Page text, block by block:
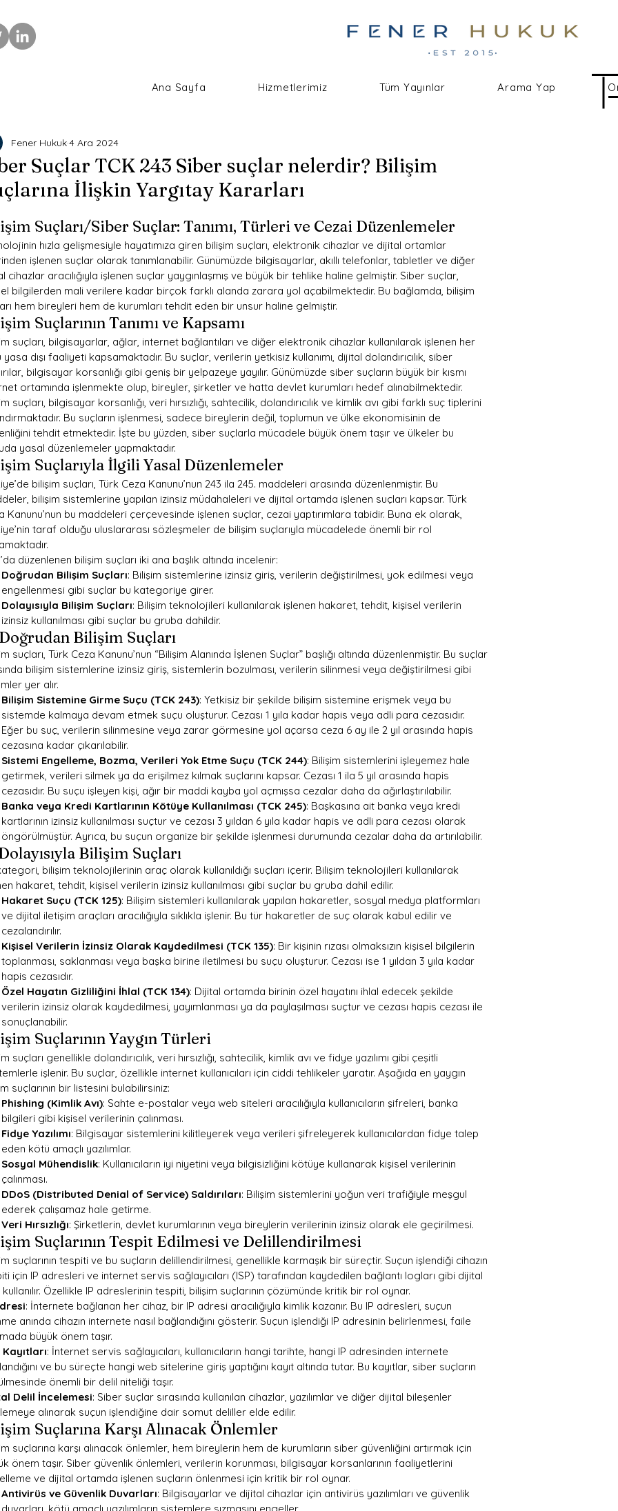
Ana Sayfa Hizmetlerimiz Tüm Yayınlar Arama Yap
Suçlar TCK 243 Siber suçlar nelerdir? Bilişim
İlişkin Yargıtay Kararları
Fener Hukuk4 Ara 2024
Suçları/Siber Suçlar: Tanımı, Türleri ve Cezai Düzenlemeler
hızla gelişmesiyle hayatımıza giren bilişim suçları, elektronik cihazlar ve dijital ortamlar
işlenen suçlar olarak tanımlanabilir. Günümüzde bilgisayarlar, akıllı telefonlar, tabletler ve diğer
cihazlar aracılığıyla işlenen suçlar yaygınlaşmış ve büyük bir tehlike haline gelmiştir. Siber suçlar,
bilgilerden mali verilere kadar birçok farklı alanda zarara yol açabilmektedir. Bu bağlamda, bilişim
hem bireyleri hem de kurumları tehdit eden bir unsur haline gelmiştir.
Suçlarının Tanımı ve Kapsamı
suçları, bilgisayarlar, ağlar, internet bağlantıları ve diğer elektronik cihazlar kullanılarak işlenen her
yasa dışı faaliyeti kapsamaktadır. Bu suçlar, verilerin yetkisiz kullanımı, dijital dolandırıcılık, siber
bilgisayar korsanlığı gibi geniş bir yelpazeye yayılır. Günümüzde siber suçların büyük bir kısmı
ortamında işlenmekte olup, bireyler, şirketler ve hatta devlet kurumları hedef alınabilmektedir.
suçları, bilgisayar korsanlığı, veri hırsızlığı, sahtecilik, dolandırıcılık ve kimlik avı gibi farklı suç tiplerini
Bu suçların işlenmesi, sadece bireylerin değil, toplumun ve ülke ekonomisinin de
tehdit etmektedir. İşte bu yüzden, siber suçlarla mücadele büyük önem taşır ve ülkeler bu
yasal düzenlemeler yapmaktadır.
Suçlarıyla İlgili Yasal Düzenlemeler
bilişim suçları, Türk Ceza Kanunu’nun 243 ila 245. maddeleri arasında düzenlenmiştir. Bu
bilişim sistemlerine yapılan izinsiz müdahaleleri ve dijital ortamda işlenen suçları kapsar. Türk
Kanunu’nun bu maddeleri çerçevesinde işlenen suçlar, cezai yaptırımlara tabidir. Buna ek olarak,
taraf olduğu uluslararası sözleşmeler de bilişim suçlarıyla mücadelede önemli bir rol
düzenlenen bilişim suçları iki ana başlık altında incelenir:
Doğrudan Bilişim Suçları: Bilişim sistemlerine izinsiz giriş, verilerin değiştirilmesi, yok edilmesi veya
engellenmesi gibi suçlar bu kategoriye girer.
Dolayısıyla Bilişim Suçları: Bilişim teknolojileri kullanılarak işlenen hakaret, tehdit, kişisel verilerin
izinsiz kullanılması gibi suçlar bu gruba dahildir.
Bilişim Suçları
suçları, Türk Ceza Kanunu’nun “Bilişim Alanında İşlenen Suçlar” başlığı altında düzenlenmiştir. Bu suçlar
bilişim sistemlerine izinsiz giriş, sistemlerin bozulması, verilerin silinmesi veya değiştirilmesi gibi
yer alır.
Bilişim Sistemine Girme Suçu (TCK 243): Yetkisiz bir şekilde bilişim sistemine erişmek veya bu
sistemde kalmaya devam etmek suçu oluşturur. Cezası 1 yıla kadar hapis veya adli para cezasıdır.
Eğer bu suç, verilerin silinmesine veya zarar görmesine yol açarsa ceza 6 ay ile 2 yıl arasında hapis
cezasına kadar çıkarılabilir.
Sistemi Engelleme, Bozma, Verileri Yok Etme Suçu (TCK 244): Bilişim sistemlerini işleyemez hale
getirmek, verileri silmek ya da erişilmez kılmak suçlarını kapsar. Cezası 1 ila 5 yıl arasında hapis
cezasıdır. Bu suçu işleyen kişi, ağır bir maddi kayba yol açmışsa cezalar daha da ağırlaştırılabilir.
Banka veya Kredi Kartlarının Kötüye Kullanılması (TCK 245): Başkasına ait banka veya kredi
kartlarının izinsiz kullanılması suçtur ve cezası 3 yıldan 6 yıla kadar hapis ve adli para cezası olarak
öngörülmüştür. Ayrıca, bu suçun organize bir şekilde işlenmesi durumunda cezalar daha da artırılabilir.
Bilişim Suçları
bilişim teknolojilerinin araç olarak kullanıldığı suçları içerir. Bilişim teknolojileri kullanılarak
hakaret, tehdit, kişisel verilerin izinsiz kullanılması gibi suçlar bu gruba dahil edilir.
Hakaret Suçu (TCK 125): Bilişim sistemleri kullanılarak yapılan hakaretler, sosyal medya platformları
ve dijital iletişim araçları aracılığıyla sıklıkla işlenir. Bu tür hakaretler de suç olarak kabul edilir ve
cezalandırılır.
Kişisel Verilerin İzinsiz Olarak Kaydedilmesi (TCK 135): Bir kişinin rızası olmaksızın kişisel bilgilerin
toplanması, saklanması veya başka birine iletilmesi bu suçu oluşturur. Cezası ise 1 yıldan 3 yıla kadar
hapis cezasıdır.
Özel Hayatın Gizliliğini İhlal (TCK 134): Dijital ortamda birinin özel hayatını ihlal edecek şekilde
verilerin izinsiz olarak kaydedilmesi, yayımlanması ya da paylaşılması suçtur ve cezası hapis cezası ile
sonuçlanabilir.
Suçlarının Yaygın Türleri
suçları genellikle dolandırıcılık, veri hırsızlığı, sahtecilik, kimlik avı ve fidye yazılımı gibi çeşitli
işlenir. Bu suçlar, özellikle internet kullanıcıları için ciddi tehlikeler yaratır. Aşağıda en yaygın
suçlarının bir listesini bulabilirsiniz:
Phishing (Kimlik Avı): Sahte e-postalar veya web siteleri aracılığıyla kullanıcıların şifreleri, banka
bilgileri gibi kişisel verilerinin çalınması.
Fidye Yazılımı: Bilgisayar sistemlerini kilitleyerek veya verileri şifreleyerek kullanıcılardan fidye talep
eden kötü amaçlı yazılımlar.
Sosyal Mühendislik: Kullanıcıların iyi niyetini veya bilgisizliğini kötüye kullanarak kişisel verilerinin
çalınması.
DDoS (Distributed Denial of Service) Saldırıları: Bilişim sistemlerini yoğun veri trafiğiyle meşgul
ederek çalışamaz hale getirme.
Veri Hırsızlığı: Şirketlerin, devlet kurumlarının veya bireylerin verilerinin izinsiz olarak ele geçirilmesi.
Suçlarının Tespit Edilmesi ve Delillendirilmesi
suçlarının tespiti ve bu suçların delillendirilmesi, genellikle karmaşık bir süreçtir. Suçun işlendiği cihazın
için IP adresleri ve internet servis sağlayıcıları (ISP) tarafından kaydedilen bağlantı logları gibi dijital
Özellikle IP adreslerinin tespiti, bilişim suçlarının çözümünde kritik bir rol oynar.
: İnternete bağlanan her cihaz, bir IP adresi aracılığıyla kimlik kazanır. Bu IP adresleri, suçun
anında cihazın internete nasıl bağlandığını gösterir. Suçun işlendiği IP adresinin belirlenmesi, faile
büyük önem taşır.
: İnternet servis sağlayıcıları, kullanıcıların hangi tarihte, hangi IP adresinden internete
ve bu süreçte hangi web sitelerine giriş yaptığını kayıt altında tutar. Bu kayıtlar, siber suçların
önemli bir delil niteliği taşır.
Delil İncelemesi: Siber suçlar sırasında kullanılan cihazlar, yazılımlar ve diğer dijital bileşenler
alınarak suçun işlendiğine dair somut deliller elde edilir.
Suçlarına Karşı Alınacak Önlemler
suçlarına karşı alınacak önlemler, hem bireylerin hem de kurumların siber güvenliğini artırmak için
önem taşır. Siber güvenlik önlemleri, verilerin korunması, bilgisayar korsanlarının faaliyetlerini
ve dijital ortamda işlenen suçların önlenmesi için kritik bir rol oynar.
Antivirüs ve Güvenlik Duvarları: Bilgisayarlar ve dijital cihazlar için antivirüs yazılımları ve güvenlik